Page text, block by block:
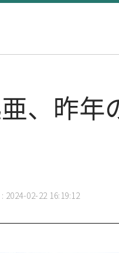
、昨
2024-02-22 16:19:12